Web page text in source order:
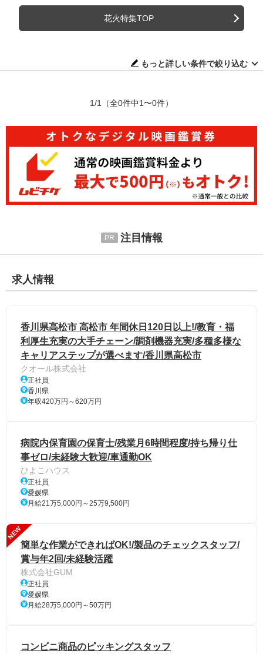
花火特集TOP
もっと詳しい条件で絞り込む
1/1 （全0件中1〜0件）
注目情報
求人情報
香川県高松市 高松市 年間休日120日以上!/教育・福
利厚生充実の大手チェーン/調剤機器充実/多種多様な
キャリアステップが選べます/香川県高松市
クオール株式会社
正社員
香川県
年収420万円～620万円
病院内保育園の保育士/残業月6時間程度/持ち帰り仕
事ゼロ/未経験大歓迎/車通勤OK
ひよこハウス
正社員
愛媛県
月給21万5,000円～25万9,500円
NEW
簡単な作業ができればOK!/製品のチェックスタッフ/
賞与年2回/未経験活躍
株式会社GUM
正社員
愛媛県
月給28万5,000円～50万円
コンビニ商品のピッキングスタッフ